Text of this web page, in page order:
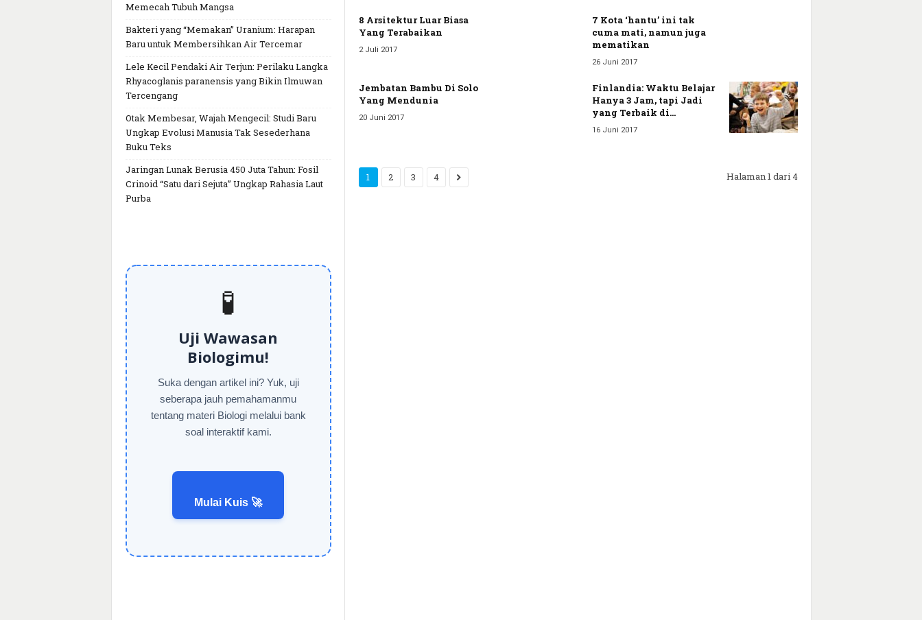
8 Arsitektur Luar Biasa
Yang Terabaikan
2 Juli 2017
7 Kota ‘hantu’ ini tak
cuma mati, namun juga
mematikan
26 Juni 2017
Jembatan Bambu Di Solo
Yang Mendunia
20 Juni 2017
Finlandia: Waktu Belajar
Hanya 3 Jam, tapi Jadi
yang Terbaik di...
16 Juni 2017
1 2 3 4 Halaman 1 dari 4
Memecah Tubuh Mangsa
Bakteri yang “Memakan” Uranium: Harapan
Baru untuk Membersihkan Air Tercemar
Lele Kecil Pendaki Air Terjun: Perilaku Langka
Rhyacoglanis paranensis yang Bikin Ilmuwan
Tercengang
Otak Membesar, Wajah Mengecil: Studi Baru
Ungkap Evolusi Manusia Tak Sesederhana
Buku Teks
Jaringan Lunak Berusia 450 Juta Tahun: Fosil
Crinoid “Satu dari Sejuta” Ungkap Rahasia Laut
Purba
🧪
Uji Wawasan
Biologimu!
Suka dengan artikel ini? Yuk, uji
seberapa jauh pemahamanmu
tentang materi Biologi melalui bank
soal interaktif kami.
Mulai Kuis 🚀